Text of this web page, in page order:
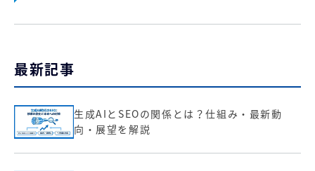
最新記事
生成AIとSEOの関係とは？仕組み・最新動
向・展望を解説